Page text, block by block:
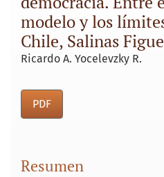
modelo y los
Chile, Salinas
Ricardo A. Yocelevzky R.
PDF
Resumen